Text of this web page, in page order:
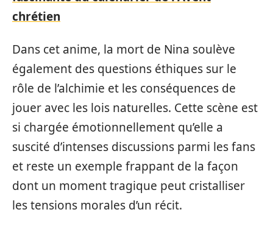
chrétien
Dans cet anime, la mort de Nina soulève
également des questions éthiques sur le
rôle de l’alchimie et les conséquences de
jouer avec les lois naturelles. Cette scène est
si chargée émotionnellement qu’elle a
suscité d’intenses discussions parmi les fans
et reste un exemple frappant de la façon
dont un moment tragique peut cristalliser
les tensions morales d’un récit.